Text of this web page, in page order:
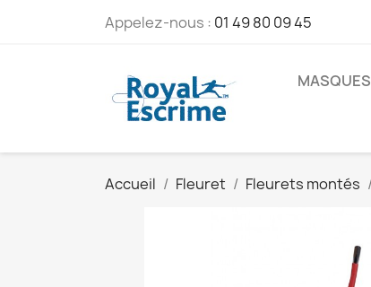
Appelez-nous : 01 49 80 09 45
MASQUES
Accueil Fleuret Fleurets montés